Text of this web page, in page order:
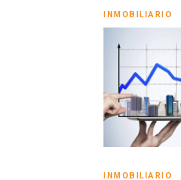
INMOBILIARIO
INMOBILIARIO